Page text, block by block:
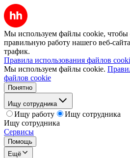
Мы используем файлы cookie, чтобы
правильную работу нашего веб-
трафик.
Правила использования файлов
Мы используем файлы cookie.
файлов cookie
Понятно
Ищу сотрудника
Ищу работу
Ищу сотрудника
Ищу сотрудника
Сервисы
Помощь
Ещё